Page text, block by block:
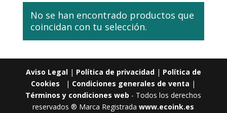
No se han encontrado productos que
coincidan con tu selección.
Aviso Legal| Política de privacidad| Política de
Cookies | Condiciones generales de venta |
Términos y condiciones web - Todos los derechos
reservados ® Marca Registradawww.ecoink.es